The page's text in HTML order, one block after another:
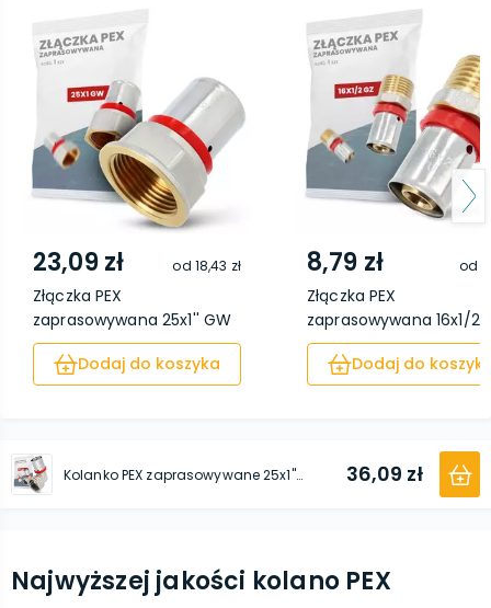
23,09 zł od 18,43 zł
Złączka PEX
zaprasowywana 25x1'' GW
Dodaj do koszyka
8,79 zł od
Złączka PEX
zaprasowywana 16x1/2"
Dodaj do
Kolanko PEX zaprasowywane 25x1'' GW 36,09 zł
Najwyższej jakości kolano PEX